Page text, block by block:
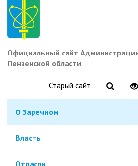
Перейти
основному
содержанию
Официальный сайт
Пензенской области
Старый сайт
О Заречном
Власть
Отрасли